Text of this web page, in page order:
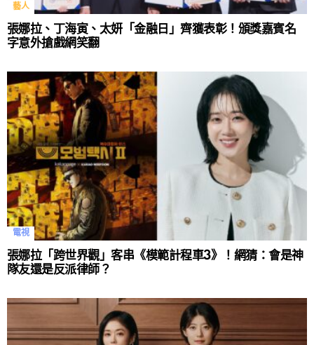
藝人
張娜拉、丁海寅、太妍「金融日」齊獲表彰！頒獎嘉賓名
字意外搶戲網笑翻
電視
張娜拉「跨世界觀」客串《模範計程車3》！網猜：會是神
隊友還是反派律師？